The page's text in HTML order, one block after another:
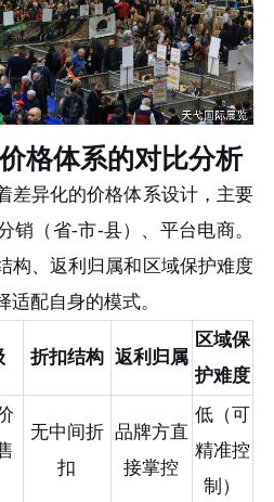
格体系的对比分析
异化的价格体系设计，主要
销（省-市-县）、平台电商。
构、返利归属和区域保护难度
适配自身的模式。
折扣结构 返利归属
区域保
护难度
无中间折
扣
品牌方直
接掌控
低（可
精准控
制）